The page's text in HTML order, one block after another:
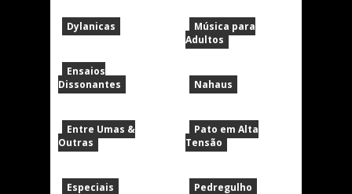
Dylanicas
Ensaios
Dissonantes
Entre Umas &
Outras
Especiais
Música para
Adultos
Nahaus
Pato em Alta
Tensão
Pedregulho